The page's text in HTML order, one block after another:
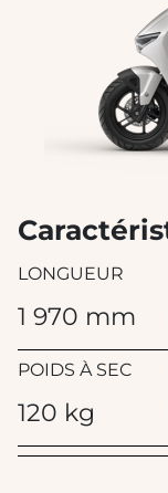
LONGUEUR
1 970 mm
POIDS À SEC
120 kg